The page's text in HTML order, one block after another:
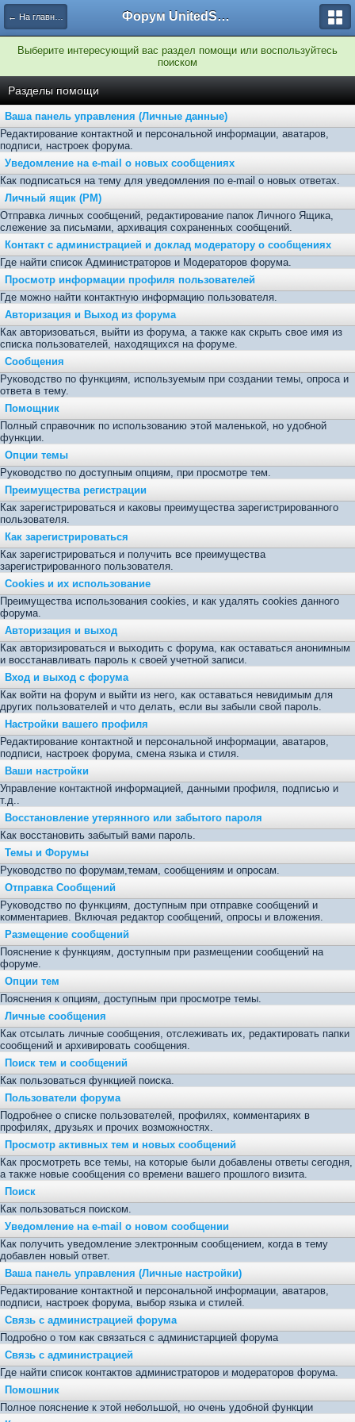
← На главную Форум UnitedSouth
Выберите интересующий вас раздел помощи или воспользуйтесь
поиском
Разделы помощи
Ваша панель управления (Личные данные)
Редактирование контактной и персональной информации, аватаров,
подписи, настроек форума.
Уведомление на e-mail о новых сообщениях
Как подписаться на тему для уведомления по e-mail о новых ответах.
Личный ящик (PM)
Отправка личных сообщений, редактирование папок Личного Ящика,
слежение за письмами, архивация сохраненных сообщений.
Контакт с администрацией и доклад модератору о сообщениях
Где найти список Администраторов и Модераторов форума.
Просмотр информации профиля пользователей
Где можно найти контактную информацию пользователя.
Авторизация и Выход из форума
Как авторизоваться, выйти из форума, а также как скрыть свое имя из
списка пользователей, находящихся на форуме.
Сообщения
Руководство по функциям, используемым при создании темы, опроса и
ответа в тему.
Помощник
Полный справочник по использованию этой маленькой, но удобной
функции.
Опции темы
Руководство по доступным опциям, при просмотре тем.
Преимущества регистрации
Как зарегистрироваться и каковы преимущества зарегистрированного
пользователя.
Как зарегистрироваться
Как зарегистрироваться и получить все преимущества
зарегистрированного пользователя.
Cookies и их использование
Преимущества использования cookies, и как удалять cookies данного
форума.
Авторизация и выход
Как авторизироваться и выходить с форума, как оставаться анонимным
и восстанавливать пароль к своей учетной записи.
Вход и выход с форума
Как войти на форум и выйти из него, как оставаться невидимым для
других пользователей и что делать, если вы забыли свой пароль.
Настройки вашего профиля
Редактирование контактной и персональной информации, аватаров,
подписи, настроек форума, смена языка и стиля.
Ваши настройки
Управление контактной информацией, данными профиля, подписью и
т.д..
Восстановление утерянного или забытого пароля
Как восстановить забытый вами пароль.
Темы и Форумы
Руководство по форумам,темам, сообщениям и опросам.
Отправка Сообщений
Руководство по функциям, доступным при отправке сообщений и
комментариев. Включая редактор сообщений, опросы и вложения.
Размещение сообщений
Пояснение к функциям, доступным при размещении сообщений на
форуме.
Опции тем
Пояснения к опциям, доступным при просмотре темы.
Личные сообщения
Как отсылать личные сообщения, отслеживать их, редактировать папки
сообщений и архивировать сообщения.
Поиск тем и сообщений
Как пользоваться функцией поиска.
Пользователи форума
Подробнее о списке пользователей, профилях, комментариях в
профилях, друзьях и прочих возможностях.
Просмотр активных тем и новых сообщений
Как просмотреть все темы, на которые были добавлены ответы сегодня,
а также новые сообщения со времени вашего прошлого визита.
Поиск
Как пользоваться поиском.
Уведомление на е-mail о новом сообщении
Как получить уведомление электронным сообщением, когда в тему
добавлен новый ответ.
Ваша панель управления (Личные настройки)
Редактирование контактной и персональной информации, аватаров,
подписи, настроек форума, выбор языка и стилей.
Связь с администрацией форума
Подробно о том как связаться с администарцией форума
Связь с администрацией
Где найти список контактов администраторов и модераторов форума.
Помошник
Полное пояснение к этой небольшой, но очень удобной функции